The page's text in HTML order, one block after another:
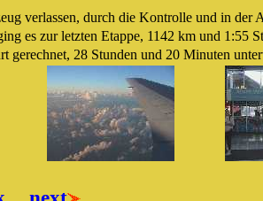
verlassen, durch die Kontrolle und in der
es zur letzten Etappe, 1142 km und 1:55
gerechnet, 28 Stunden und 20 Minuten